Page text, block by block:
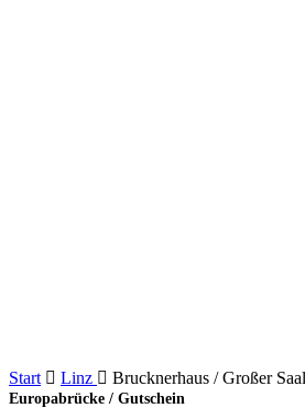
Start Linz Brucknerhaus / Großer Saal
Europabrücke / Gutschein